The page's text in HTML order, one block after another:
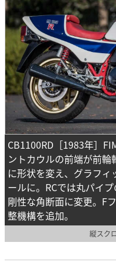
CB1100RD［1983年］
ントカウルの前端が前輪
に形状を変え、グラフ
ールに。RCでは丸パイ
剛性な角断面に変更。F
整機構を追加。
縦スク